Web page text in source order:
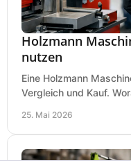
Holzmann
nutzen
Eine Holzmann
Vergleich und Kauf.
25. Mai 2026